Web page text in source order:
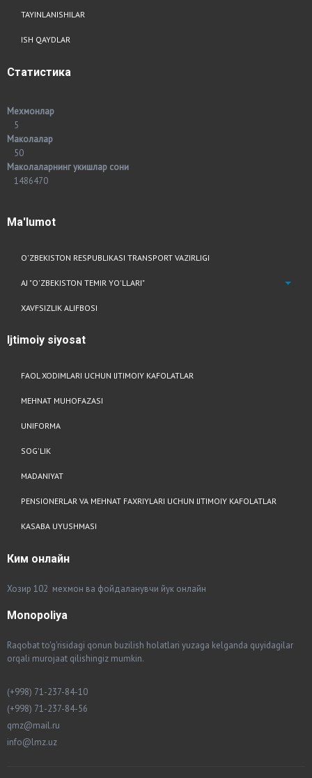
TAYINLANISHILAR
ISH QAYDLAR
Статистика
Мехмонлар
5
Маколалар
50
Маколаларнинг укишлар сони
1486470
Ma'lumot
O'ZBEKISTON RESPUBLIKASI TRANSPORT VAZIRLIGI
AJ "O'ZBEKISTON TEMIR YO'LLARI"
XAVFSIZLIK ALIFBOSI
Ijtimoiy siyosat
FAOL XODIMLARI UCHUN IJTIMOIY KAFOLATLAR
MEHNAT MUHOFAZASI
UNIFORMA
SOG'LIK
MADANIYAT
PENSIONERLAR VA MEHNAT FAXRIYLARI UCHUN IJTIMOIY KAFOLATLAR
KASABA UYUSHMASI
Ким онлайн
Хозир 102 мехмон ва фойдаланувчи йук онлайн
Monopoliya
Raqobat to'g'risidagi qonun buzilish holatlari yuzaga kelganda quyidagilar
orqali murojaat qilishingiz mumkin.
(+998) 71-237-84-10
(+998) 71-237-84-56
qmz@mail.ru
info@lmz.uz